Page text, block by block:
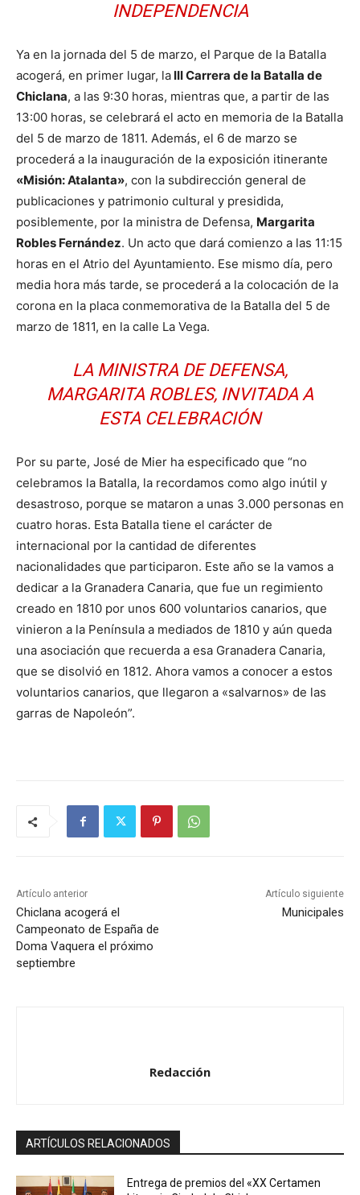
INDEPENDENCIA
Ya en la jornada del 5 de marzo, el Parque de la Batalla
acogerá, en primer lugar, la III Carrera de la Batalla de
Chiclana, a las 9:30 horas, mientras que, a partir de las
13:00 horas, se celebrará el acto en memoria de la Batalla
del 5 de marzo de 1811. Además, el 6 de marzo se
procederá a la inauguración de la exposición itinerante
«Misión: Atalanta», con la subdirección general de
publicaciones y patrimonio cultural y presidida,
posiblemente, por la ministra de Defensa, Margarita
Robles Fernández. Un acto que dará comienzo a las 11:15
horas en el Atrio del Ayuntamiento. Ese mismo día, pero
media hora más tarde, se procederá a la colocación de la
corona en la placa conmemorativa de la Batalla del 5 de
marzo de 1811, en la calle La Vega.
LA MINISTRA DE DEFENSA,
MARGARITA ROBLES, INVITADA A
ESTA CELEBRACIÓN
Por su parte, José de Mier ha especificado que “no
celebramos la Batalla, la recordamos como algo inútil y
desastroso, porque se mataron a unas 3.000 personas en
cuatro horas. Esta Batalla tiene el carácter de
internacional por la cantidad de diferentes
nacionalidades que participaron. Este año se la vamos a
dedicar a la Granadera Canaria, que fue un regimiento
creado en 1810 por unos 600 voluntarios canarios, que
vinieron a la Península a mediados de 1810 y aún queda
una asociación que recuerda a esa Granadera Canaria,
que se disolvió en 1812. Ahora vamos a conocer a estos
voluntarios canarios, que llegaron a «salvarnos» de las
garras de Napoleón”.
Artículo anterior
Chiclana acogerá el
Campeonato de España de
Doma Vaquera el próximo
septiembre
Artículo siguiente
Municipales
Redacción
ARTÍCULOS RELACIONADOS
Entrega de premios del «XX Certamen